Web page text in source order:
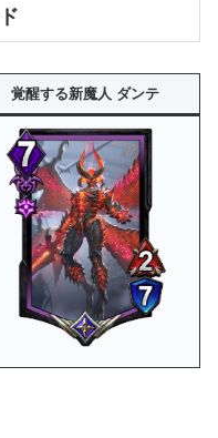
覚醒する新魔人 ダンテ